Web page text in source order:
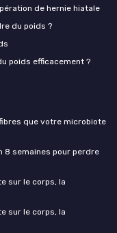
de hernie hiatale
du poids ?
poids efficacement ?
que votre microbiote
8 semaines pour perdre
sur le corps, la
sur le corps, la